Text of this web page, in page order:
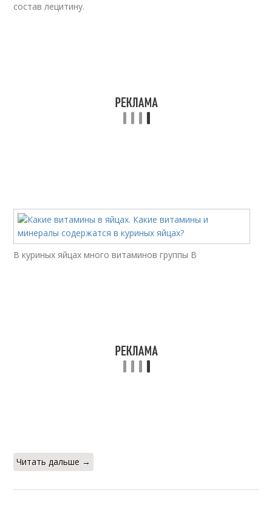
состав лецитину.
В куриных яйцах много витаминов группы В
Читать дальше →